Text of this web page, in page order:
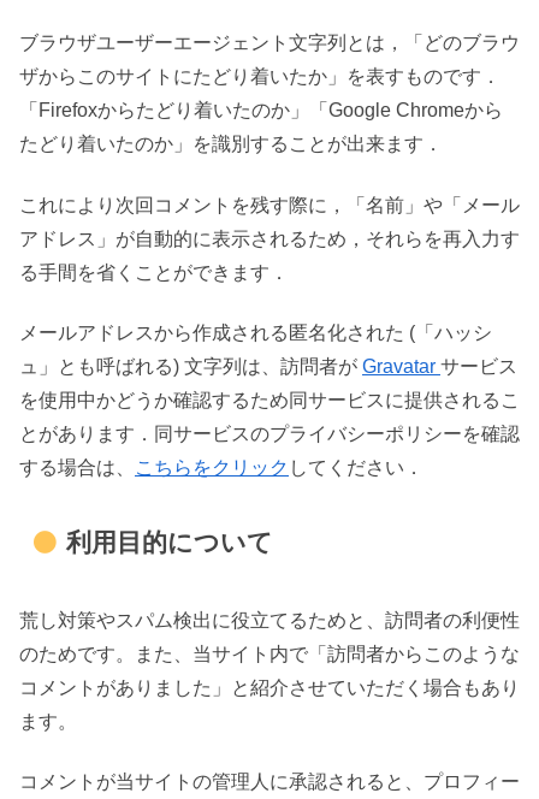
ブラウザユーザーエージェント文字列とは，「どのブラウ
ザからこのサイトにたどり着いたか」を表すものです．
「Firefoxからたどり着いたのか」「Google Chromeから
たどり着いたのか」を識別することが出来ます．
これにより次回コメントを残す際に，「名前」や「メール
アドレス」が自動的に表示されるため，それらを再入力す
る手間を省くことができます．
メールアドレスから作成される匿名化された (「ハッシ
ュ」とも呼ばれる) 文字列は、訪問者が Gravatar サービス
を使用中かどうか確認するため同サービスに提供されるこ
とがあります．同サービスのプライバシーポリシーを確認
する場合は、
こちらをクリック してください．
利用目的について
荒し対策やスパム検出に役立てるためと、訪問者の利便性
のためです。また、当サイト内で「訪問者からこのような
コメントがありました」と紹介させていただく場合もあり
ます。
コメントが当サイトの管理人に承認されると、プロフィー